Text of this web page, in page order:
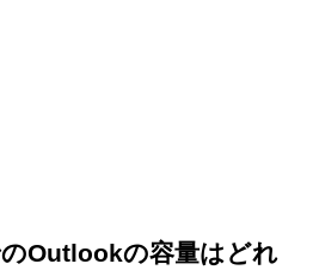
Outlookの容量はどれ